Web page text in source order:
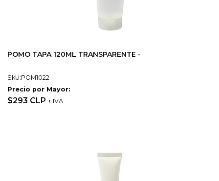
POMO TAPA 120ML TRANSPARENTE -
SkU:POM1022
Precio por Mayor:
$293 CLP + IVA